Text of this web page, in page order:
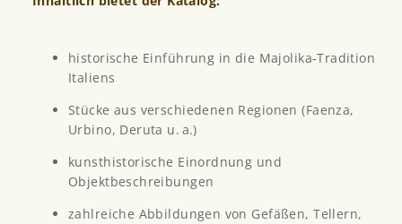
historische Einführung in die Majolika‑Tradition
Italiens
Stücke aus verschiedenen Regionen (Faenza,
Urbino, Deruta u. a.)
kunsthistorische Einordnung und
Objektbeschreibungen
zahlreiche Abbildungen von Gefäßen, Tellern,